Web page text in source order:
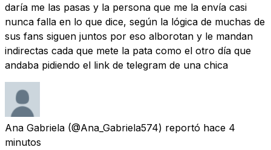
daría me las pasas y la persona que me la envía casi
nunca falla en lo que dice, según la lógica de muchas de
sus fans siguen juntos por eso alborotan y le mandan
indirectas cada que mete la pata como el otro día que
andaba pidiendo el link de telegram de una chica
Ana Gabriela (@Ana_Gabriela574) reportó hace 4
minutos